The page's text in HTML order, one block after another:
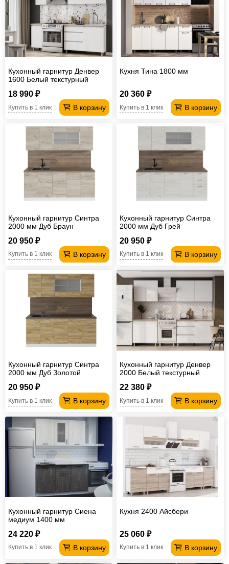
Кухонный гарнитур Денвер
1600 Белый текстурный
18 990 ₽
В корзину
Купить в 1 клик
Кухня Тина 1800 мм
20 360 ₽
В корзину
Купить в 1 клик
Кухонный гарнитур Синтра
2000 мм Дуб Браун
20 950 ₽
В корзину
Купить в 1 клик
Кухонный гарнитур Синтра
2000 мм Дуб Грей
20 950 ₽
В корзину
Купить в 1 клик
Кухонный гарнитур Синтра
2000 мм Дуб Золотой
20 950 ₽
В корзину
Купить в 1 клик
Кухонный гарнитур Денвер
2000 Белый текстурный
22 380 ₽
В корзину
Купить в 1 клик
Кухонный гарнитур Сиена
медиум 1400 мм
24 220 ₽
В корзину
Купить в 1 клик
Кухня 2400 Айсбери
25 060 ₽
В корзину
Купить в 1 клик